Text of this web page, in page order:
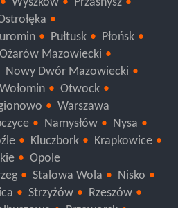
Wyszków
Przasnysz
Pułtusk
Płońsk
Ożarów Mazowiecki
Nowy Dwór Mazowiecki
Wołomin
Otwock
Warszawa
Namysłów
Nysa
Kluczbork
Krapkowice
Opole
Stalowa Wola
Nisko
Strzyżów
Rzeszów